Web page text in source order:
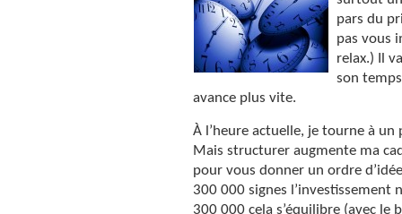
pars du
pas vous
relax.) Il
son
avance plus vite.
À l’heure actuelle, je tourne à
Mais structurer augmente ma
pour vous donner un ordre
300 000 signes l’investissement
300 000 cela s’équilibre (avec